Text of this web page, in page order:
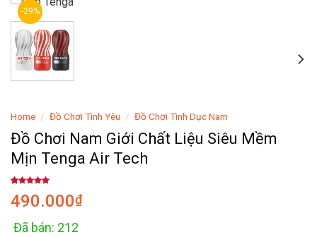
-29%
Home / Đồ Chơi Tình Yêu / Đồ Chơi Tình Dục Nam
Đồ Chơi Nam Giới Chất Liệu Siêu Mềm
Mịn Tenga Air Tech
out of 5
based on
ratings
490.000₫
Đã bán: 212